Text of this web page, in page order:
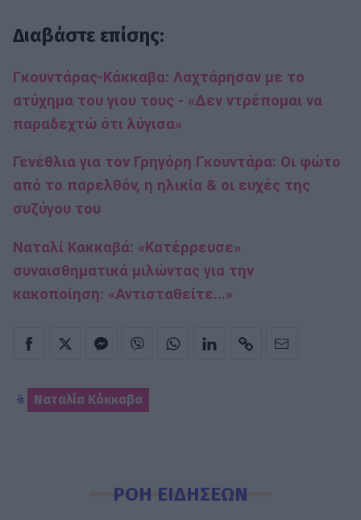
Διαβάστε επίσης:
Γκουντάρας-Κάκκαβα: Λαχτάρησαν με το
ατύχημα του γιου τους - «Δεν ντρέπομαι να
παραδεχτώ ότι λύγισα»
Γενέθλια για τον Γρηγόρη Γκουντάρα: Οι φώτο
από το παρελθόν, η ηλικία & οι ευχές της
συζύγου του
Ναταλί Κακκαβά: «Κατέρρευσε»
συναισθηματικά μιλώντας για την
κακοποίηση: «Αντισταθείτε...»
Ναταλία Κάκκαβα
ΡΟΗ ΕΙΔΗΣΕΩΝ